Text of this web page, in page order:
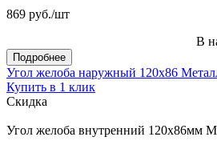
869 руб./шт
В
Подробнее
Угол желоба наружный 120x86
Купить в 1 клик
Скидка
Угол желоба внутренний 120x86мм